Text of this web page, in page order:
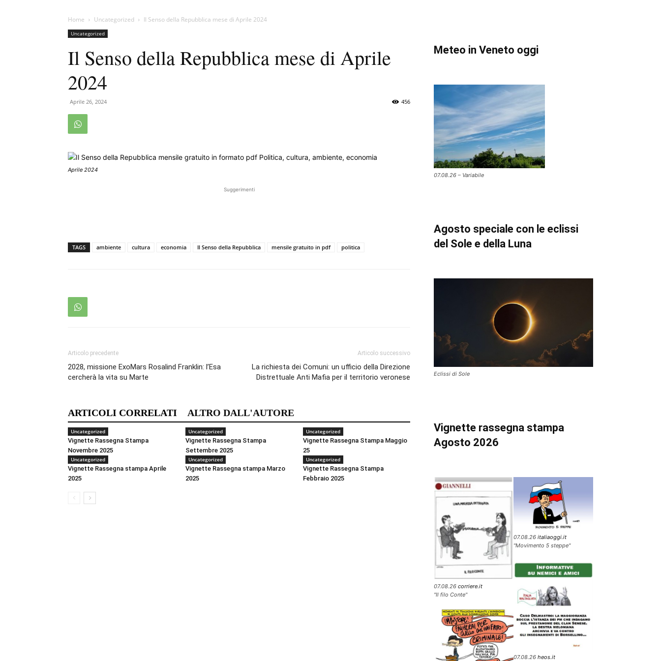
Home Uncategorized Il Senso della Repubblica mese di Aprile 2024
Uncategorized
Il Senso della Repubblica mese di Aprile
2024
Aprile 26, 2024 456
Aprile 2024
Suggerimenti
TAGS ambiente cultura economia Il Senso della Repubblica mensile gratuito in pdf politica
Articolo precedente
2028, missione ExoMars Rosalind Franklin: l’Esa
cercherà la vita su Marte
Articolo successivo
La richiesta dei Comuni: un ufficio della Direzione
Distrettuale Anti Mafia per il territorio veronese
ARTICOLI CORRELATI ALTRO DALL'AUTORE
Uncategorized
Vignette Rassegna Stampa
Novembre 2025
Uncategorized
Vignette Rassegna Stampa
Settembre 2025
Uncategorized
Vignette Rassegna Stampa Maggio
25
Uncategorized
Vignette Rassegna stampa Aprile
2025
Uncategorized
Vignette Rassegna stampa Marzo
2025
Uncategorized
Vignette Rassegna Stampa
Febbraio 2025
Meteo in Veneto oggi
07.08.26 – Variabile
Agosto speciale con le eclissi
del Sole e della Luna
Eclissi di Sole
Vignette rassegna stampa
Agosto 2026
07.08.26 corriere.it
"Il filo Conte"
07.08.26 italiaoggi.it
"Movimento 5 steppe"
07.08.26 heos.it